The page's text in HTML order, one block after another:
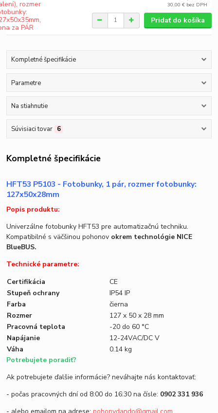
30,00 € bez DPH
Pridať do košíka
Kompletné špecifikácie
Parametre
Na stiahnutie
Súvisiaci tovar 6
Kompletné špecifikácie
HFT53 P5103 - Fotobunky, 1 pár, rozmer fotobunky:
127x50x28mm
Popis produktu:
Univerzálne fotobunky HFT53 pre automatizačnú techniku.
Kompatibilné s väčšinou pohonov okrem technológie NICE
BlueBUS.
Technické parametre:
Certifikácia
CE
Stupeň ochrany
IP54 IP
Farba
čierna
Rozmer
127 x 50 x 28 mm
Pracovná teplota
-20 do 60 °C
Napájanie
12-24VAC/DC V
Váha
0.14 kg
Potrebujete poradiť?
Ak potrebujete ďalšie informácie? neváhajte nás kontaktovať:
- počas pracovných dní od 8:00 do 16:30 na čísle: 0902 331 936